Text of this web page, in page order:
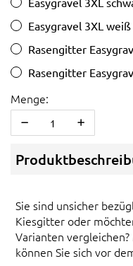
Easygravel 3XL weiß
Rasengitter
Rasengitter
Menge:
Sie sind unsicher
Kiesgitter oder
Varianten
können Sie sich vor